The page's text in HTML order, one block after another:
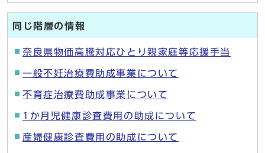
同じ階層の情報
奈良県物価高騰対応ひとり親家庭等応援手当
一般不妊治療費助成事業について
不育症治療費助成事業について
1か月児健康診査費用の助成について
産婦健康診査費用の助成について